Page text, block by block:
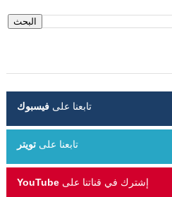
تابعنا علىفيسبوك
تابعنا علىتويتر
إشترك في قناتنا علىYouTube